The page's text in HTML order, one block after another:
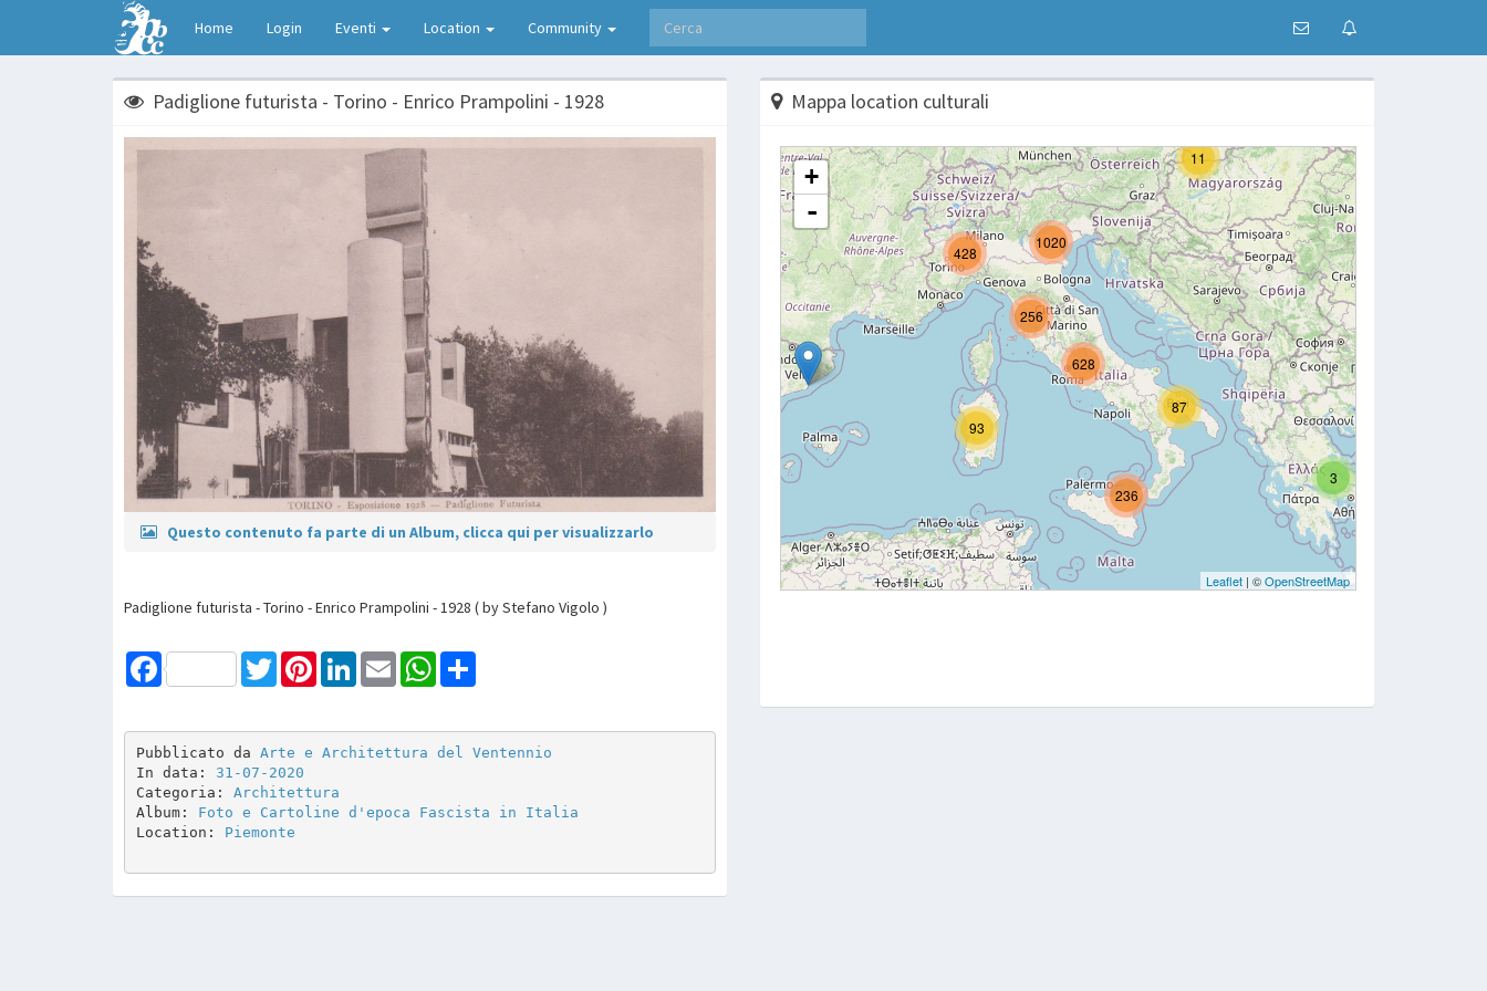
Home Login Eventi Location Community
Padiglione futurista - Torino - Enrico Prampolini - 1928
Questo contenuto fa parte di un Album, clicca qui per visualizzarlo
Padiglione futurista - Torino - Enrico Prampolini - 1928 ( by Stefano Vigolo )
Facebook TwitterPinterestLinkedInEmail WhatsApp
Pubblicato da Arte e Architettura del Ventennio
In data: 31-07-2020
Categoria: Architettura
Album: Foto e Cartoline d'epoca Fascista in Italia
Location: Piemonte
Mappa location culturali